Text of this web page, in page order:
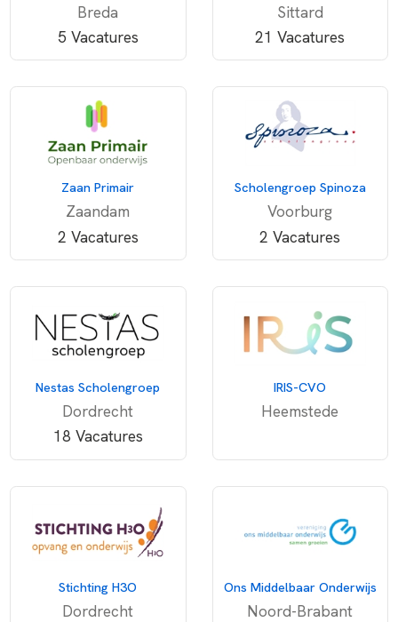
Breda
5 Vacatures
Sittard
21 Vacatures
Zaan Primair
Zaandam
2 Vacatures
Scholengroep Spinoza
Voorburg
2 Vacatures
Nestas Scholengroep
Dordrecht
18 Vacatures
IRIS-CVO
Heemstede
Stichting H3O
Dordrecht
Ons Middelbaar Onderwijs
Noord-Brabant